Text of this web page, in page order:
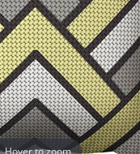
Hover to zoom